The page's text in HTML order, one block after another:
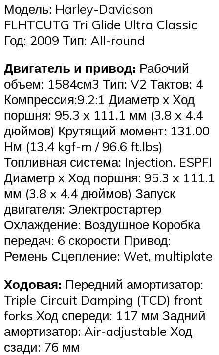
Модель: Harley-Davidson
FLHTCUTG Tri Glide Ultra Classic
Год: 2009 Тип: All-round
Двигатель и привод: Рабочий
объем: 1584см3 Тип: V2 Тактов: 4
Компрессия:9.2:1 Диаметр х Ход
поршня: 95.3 x 111.1 мм (3.8 x 4.4
дюймов) Крутящий момент: 131.00
Нм (13.4 kgf-m / 96.6 ft.lbs)
Топливная система: Injection. ESPFI
Диаметр х Ход поршня: 95.3 x 111.1
мм (3.8 x 4.4 дюймов) Запуск
двигателя: Электростартер
Охлаждение: Воздушное Коробка
передач: 6 скорости Привод:
Ремень Сцепление: Wet, multiplate
Ходовая: Передний амортизатор:
Triple Circuit Damping (TCD) front
forks Ход спереди: 117 мм Задний
амортизатор: Air-adjustable Ход
сзади: 76 мм